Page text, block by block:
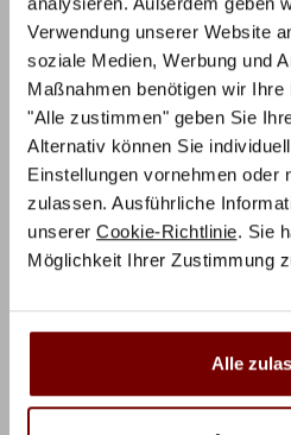
Verwendung unserer Website
soziale Medien, Werbung und
Maßnahmen benötigen wir
"Alle zustimmen" geben Sie
Alternativ können Sie
Einstellungen vornehmen oder
zulassen. Ausführliche
unserer Cookie-Richtlinie. Sie
Möglichkeit Ihrer Zustimmung
Alle
Lieferzeit: 6-8 Wochen
Bei der Ausführung Kiefer
10%
RABATT BEI
VORKASSE /